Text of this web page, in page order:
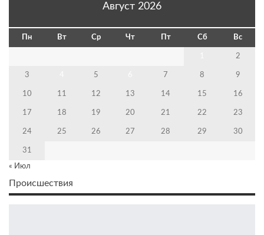
Август 2026
Пн Вт Ср Чт Пт Сб Вс
2
3 5 7 8 9
10 11 12 13 14 15 16
17 18 19 20 21 22 23
24 25 26 27 28 29 30
31
« Июл
Происшествия